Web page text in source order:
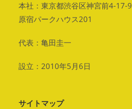
本社：東京都渋谷区神宮前4-17-9
原宿パークハウス201
代表：亀田圭一
設立：2010年5月6日
サイトマップ